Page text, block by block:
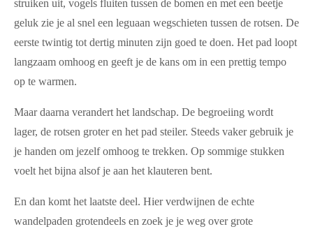
struiken uit, vogels fluiten tussen de bomen en met een beetje
geluk zie je al snel een leguaan wegschieten tussen de rotsen. De
eerste twintig tot dertig minuten zijn goed te doen. Het pad loopt
langzaam omhoog en geeft je de kans om in een prettig tempo
op te warmen.
Maar daarna verandert het landschap. De begroeiing wordt
lager, de rotsen groter en het pad steiler. Steeds vaker gebruik je
je handen om jezelf omhoog te trekken. Op sommige stukken
voelt het bijna alsof je aan het klauteren bent.
En dan komt het laatste deel. Hier verdwijnen de echte
wandelpaden grotendeels en zoek je je weg over grote